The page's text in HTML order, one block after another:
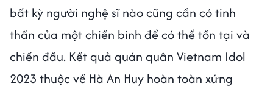
bất kỳ người nghệ sĩ nào cũng cần có tinh
thần của một chiến binh để có thể tồn tại và
chiến đấu. Kết quả quán quân Vietnam Idol
2023 thuộc về Hà An Huy hoàn toàn xứng